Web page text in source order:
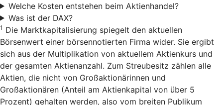
Welche Kosten entstehen beim Aktienhandel?
Was ist der DAX?
1 Die Marktkapitalisierung spiegelt den aktuellen
Börsenwert einer börsennotierten Firma wider. Sie ergibt
sich aus der Multiplikation von aktuellem Aktienkurs und
der gesamten Aktienanzahl. Zum Streubesitz zählen alle
Aktien, die nicht von Großaktionärinnen und
Großaktionären (Anteil am Aktienkapital von über 5
Prozent) gehalten werden, also vom breiten Publikum